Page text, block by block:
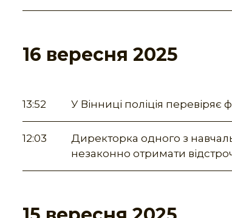
16 вересня 2025
13:52 У Вінниці поліція перевіряє
12:03
Директорка одного з
незаконно отримати